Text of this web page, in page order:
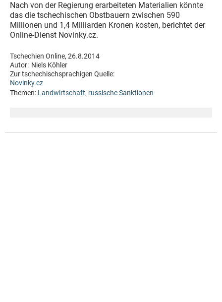
Nach von der Regierung erarbeiteten Materialien könnte
das die tschechischen Obstbauern zwischen 590
Millionen und 1,4 Milliarden Kronen kosten, berichtet der
Online-Dienst Novinky.cz.
Tschechien Online, 26.8.2014
Autor: Niels Köhler
Zur tschechischsprachigen Quelle:
Novinky.cz
Themen: Landwirtschaft, russische Sanktionen